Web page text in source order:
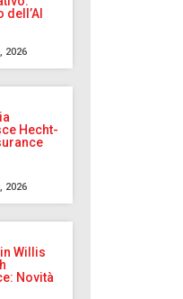
dell’AI
2026
Hecht-
2026
Willis
Novità